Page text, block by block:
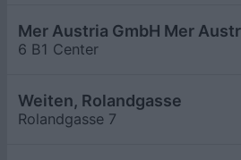
Mer Austria GmbH Mer
6 B1 Center
Weiten, Rolandgasse
Rolandgasse 7